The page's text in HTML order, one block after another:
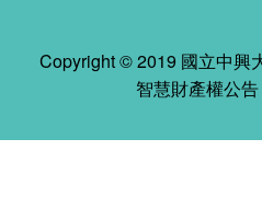
Copyright © 2019 國立中興
智慧財產權公告